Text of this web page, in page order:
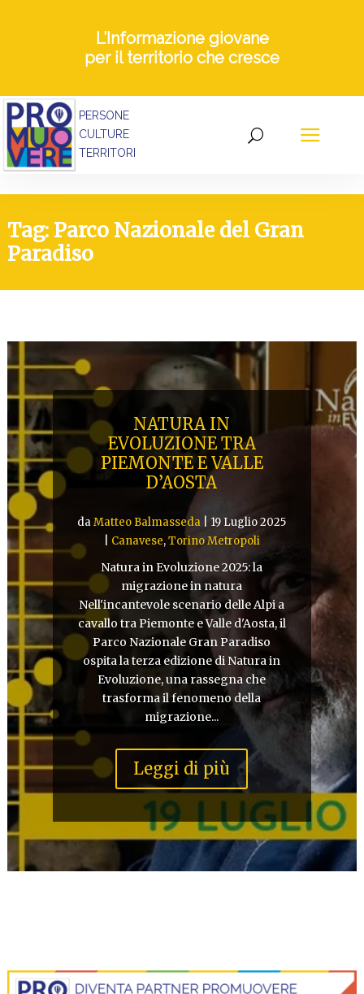
L’Informazione giovane
per il territorio che cresce
PERSONE
CULTURE
TERRITORI
Tag: Parco Nazionale del Gran
Paradiso
NATURA IN
EVOLUZIONE TRA
PIEMONTE E VALLE
D’AOSTA
daMatteo Balmasseda
19 Luglio 2025
Canavese,Torino Metropoli
Natura in Evoluzione 2025: la
migrazione in natura
Nell'incantevole scenario delle Alpi a
cavallo tra Piemonte e Valle d'Aosta, il
Parco Nazionale Gran Paradiso
ospita la terza edizione di Natura in
Evoluzione, una rassegna che
trasforma il fenomeno della
migrazione...
Leggi di più